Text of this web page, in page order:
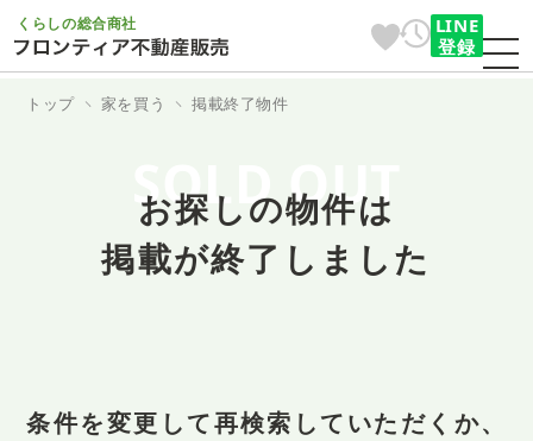
くらしの総合商社
LINE
登録
トップ 家を買う 掲載終了物件
SOLD OUT
お探しの物件は
掲載が終了しました
条件を変更して再検索していただくか、